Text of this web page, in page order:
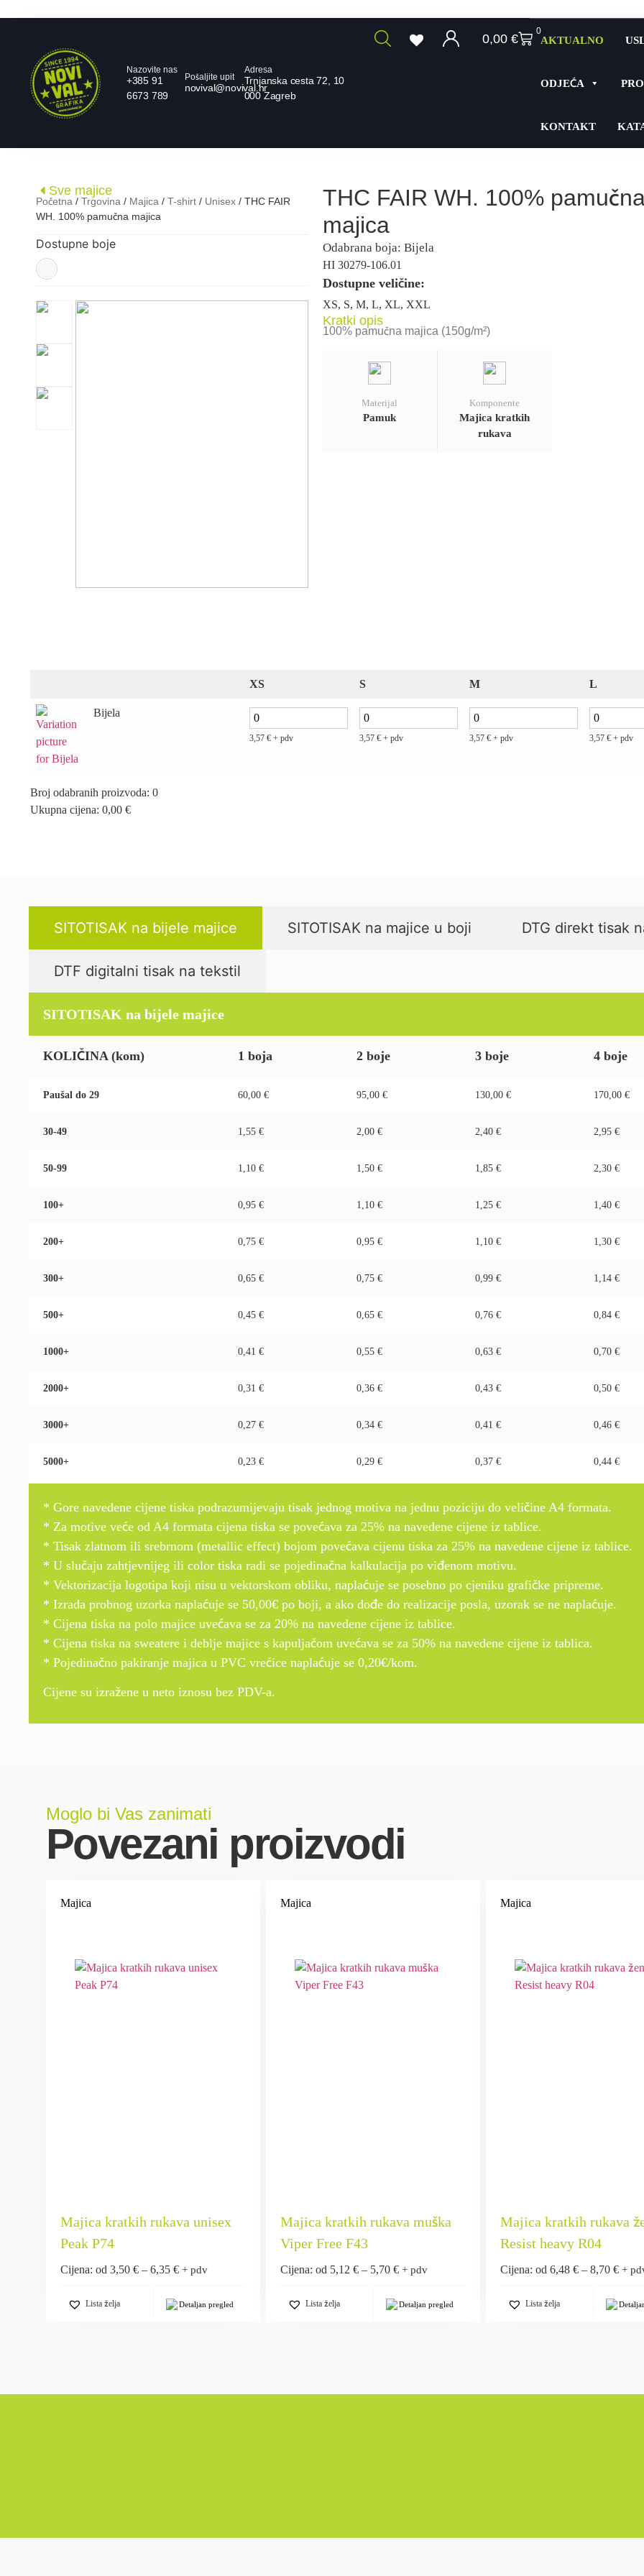
Nazovite nas
+385 91
6673 789
Pošaljite upit
novival@novival.hr
Adresa
Trnjanska cesta 72, 10
000 Zagreb
0,00 €
0
AKTUALNO
ODJEĆA
KONTAKT
Sve majice
Početna / Trgovina / Majica / T-shirt / Unisex / THC FAIR
WH. 100% pamučna majica
Dostupne boje
THC FAIR WH. 100%
majica
Odabrana boja: Bijela
HI 30279-106.01
Dostupne veličine:
XS, S, M, L, XL, XXL
Kratki opis
100% pamučna majica (150g/m²)
Materijal
Pamuk
Komponente
Majica kratkih
rukava
XS S M L
Bijela
3,57 € + pdv 3,57 € + pdv 3,57 € + pdv 3,57 € + pdv
Broj odabranih proizvoda: 0
Ukupna cijena: 0,00 €
SITOTISAK na bijele majice SITOTISAK na majice u boji DTG direkt tisak
DTF digitalni tisak na tekstil
SITOTISAK na bijele majice
KOLIČINA (kom) 1 boja 2 boje 3 boje 4 boje
Paušal do 29 60,00 € 95,00 € 130,00 € 170,00 €
30-49 1,55 € 2,00 € 2,40 € 2,95 €
50-99 1,10 € 1,50 € 1,85 € 2,30 €
100+ 0,95 € 1,10 € 1,25 € 1,40 €
200+ 0,75 € 0,95 € 1,10 € 1,30 €
300+ 0,65 € 0,75 € 0,99 € 1,14 €
500+ 0,45 € 0,65 € 0,76 € 0,84 €
1000+ 0,41 € 0,55 € 0,63 € 0,70 €
2000+ 0,31 € 0,36 € 0,43 € 0,50 €
3000+ 0,27 € 0,34 € 0,41 € 0,46 €
5000+ 0,23 € 0,29 € 0,37 € 0,44 €
* Gore navedene cijene tiska podrazumijevaju tisak jednog motiva na jednu poziciju do veličine A4 formata.
* Za motive veće od A4 formata cijena tiska se povećava za 25% na navedene cijene iz tablice.
* Tisak zlatnom ili srebrnom (metallic effect) bojom povećava cijenu tiska za 25% na navedene cijene iz tablice.
* U slučaju zahtjevnijeg ili color tiska radi se pojedinačna kalkulacija po viđenom motivu.
* Vektorizacija logotipa koji nisu u vektorskom obliku, naplaćuje se posebno po cjeniku grafičke pripreme.
* Izrada probnog uzorka naplaćuje se 50,00€ po boji, a ako dođe do realizacije posla, uzorak se ne naplaćuje.
* Cijena tiska na polo majice uvećava se za 20% na navedene cijene iz tablice.
* Cijena tiska na sweatere i deblje majice s kapuljačom uvećava se za 50% na navedene cijene iz tablica.
* Pojedinačno pakiranje majica u PVC vrećice naplaćuje se 0,20€/kom.
Cijene su izražene u neto iznosu bez PDV-a.
Moglo bi Vas zanimati
Povezani proizvodi
Majica
Majica kratkih rukava unisex
Peak P74
Cijena: od 3,50 € – 6,35 € + pdv
Lista želja Detaljan pregled
Majica
Majica kratkih rukava muška
Viper Free F43
Cijena: od 5,12 € – 5,70 € + pdv
Lista želja Detaljan pregled
Majica
Majica kratkih rukava
Resist heavy R04
Cijena: od 6,48 € – 8,70 € +
Lista želja